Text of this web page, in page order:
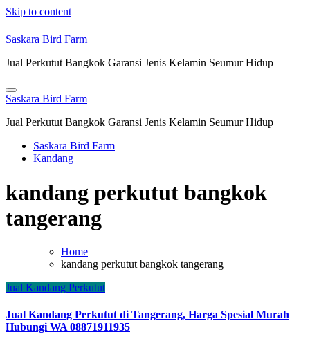
Skip to content
Saskara Bird Farm
Jual Perkutut Bangkok Garansi Jenis Kelamin Seumur Hidup
Saskara Bird Farm
Jual Perkutut Bangkok Garansi Jenis Kelamin Seumur Hidup
Saskara Bird Farm
Kandang
kandang perkutut bangkok
tangerang
Home
kandang perkutut bangkok tangerang
Jual Kandang Perkutut
Jual Kandang Perkutut di Tangerang, Harga Spesial Murah
Hubungi WA 08871911935